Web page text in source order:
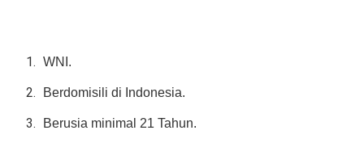
WNI.
Berdomisili di Indonesia.
Berusia minimal 21 Tahun.